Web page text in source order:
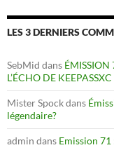
LES 3 DERNIERS
SebMid dans ÉMISSION
L’ÉCHO DE
Mister Spockdans
légendaire?
admin dans Emission